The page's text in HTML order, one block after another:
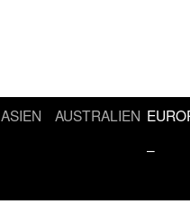
ASIEN AUSTRALIEN
–